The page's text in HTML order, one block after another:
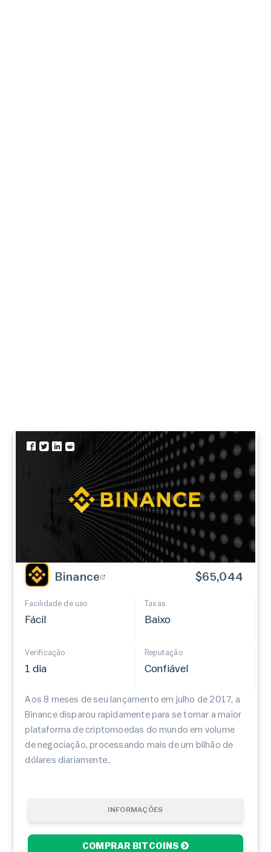
INFORMAÇÕES
COMPRAR BITCOINS
Binance $65,044
Facilidade de uso
Fácil
Taxas
Baixo
Verificação
1 dia
Reputação
Confiável
Aos 8 meses de seu lançamento em julho de 2017, a
Binance disparou rapidamente para se tornar a maior
plataforma de criptomoedas do mundo em volume
de negociação, processando mais de um bilhão de
dólares diariamente..